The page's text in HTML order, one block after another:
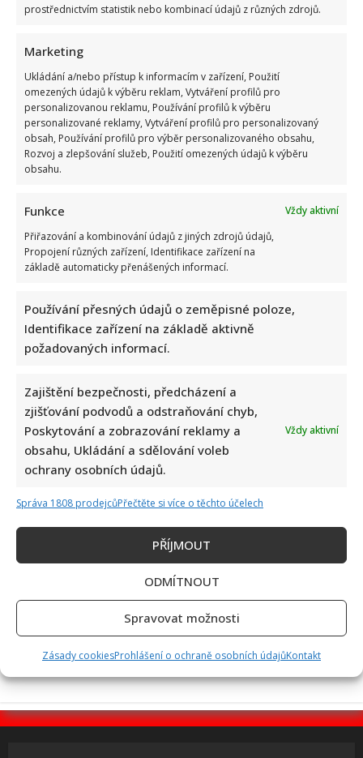
prostřednictvím statistik nebo kombinací údajů z různých zdrojů.
Marketing
Ukládání a/nebo přístup k informacím v zařízení, Použití
omezených údajů k výběru reklam, Vytváření profilů pro
personalizovanou reklamu, Používání profilů k výběru
personalizované reklamy, Vytváření profilů pro personalizovaný
obsah, Používání profilů pro výběr personalizovaného obsahu,
Rozvoj a zlepšování služeb, Použití omezených údajů k výběru
obsahu.
Funkce
Vždy aktivní
Přiřazování a kombinování údajů z jiných zdrojů údajů,
Propojení různých zařízení, Identifikace zařízení na
základě automaticky přenášených informací.
Používání přesných údajů o zeměpisné poloze,
Identifikace zařízení na základě aktivně
požadovaných informací.
Zajištění bezpečnosti, předcházení a
zjišťování podvodů a odstraňování chyb,
Poskytování a zobrazování reklamy a
obsahu, Ukládání a sdělování voleb
ochrany osobních údajů.
Vždy aktivní
Správa 1808 prodejcůPřečtěte si více o těchto účelech
PŘÍJMOUT
ODMÍTNOUT
Spravovat možnosti
Zásady cookiesProhlášení o ochraně osobních údajůKontakt
Stačila jedna fotka z dovolené, aby se na Babiše snesla další
kritika: Lidé spekulují, kde se koupe
Test znalostí staré češtiny: 10 výrazů z počátku 20. století
Dagmar Pecková pod palbou kritiky: Mračková Vildumetzová
jí vytkla natáčení se při řízení a ptá se, zda je to v pořádku
Poslední chvíle Ivety Bartošové: Maminka z telefonátu
cítila zlepšení, poté přišla nejtvrdší rána